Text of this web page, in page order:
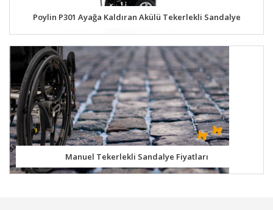
Poylin P301 Ayağa Kaldıran Akülü Tekerlekli Sandalye
Manuel Tekerlekli Sandalye Fiyatları